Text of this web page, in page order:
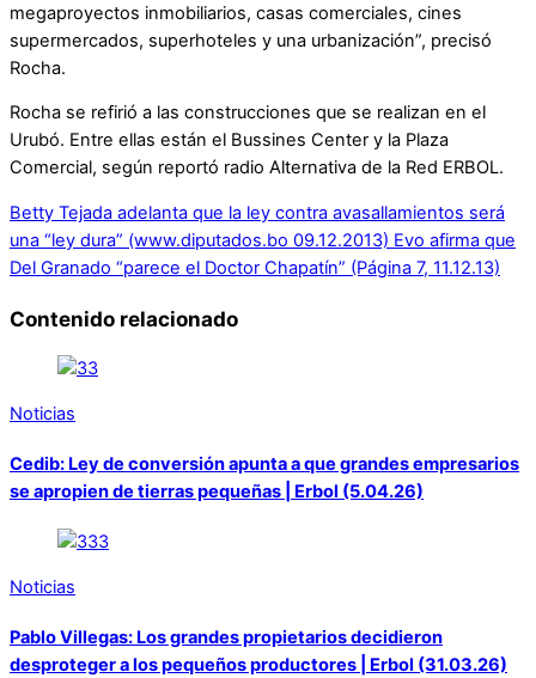
megaproyectos inmobiliarios, casas comerciales, cines
supermercados, superhoteles y una urbanización”, precisó
Rocha.
Rocha se refirió a las construcciones que se realizan en el
Urubó. Entre ellas están el Bussines Center y la Plaza
Comercial, según reportó radio Alternativa de la Red ERBOL.
Betty Tejada adelanta que la ley contra avasallamientos será
una “ley dura” (www.diputados.bo 09.12.2013) Evo afirma que
Del Granado “parece el Doctor Chapatín” (Página 7, 11.12.13)
Contenido relacionado
Noticias
Cedib: Ley de conversión apunta a que grandes empresarios
se apropien de tierras pequeñas | Erbol (5.04.26)
Noticias
Pablo Villegas: Los grandes propietarios decidieron
desproteger a los pequeños productores | Erbol (31.03.26)